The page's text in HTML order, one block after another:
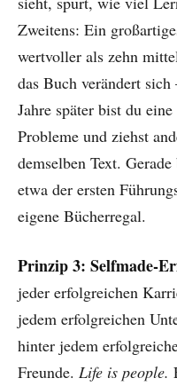
Zweitens: Ein
wertvoller als zehn
das Buch verändert
Jahre später bist du
Probleme und ziehst
demselben Text.
etwa der ersten
eigene Bücherregal.
Prinzip 3: Selfmade-
jeder erfolgreichen
jedem erfolgreichen
hinter jedem
Freunde. Life is people.